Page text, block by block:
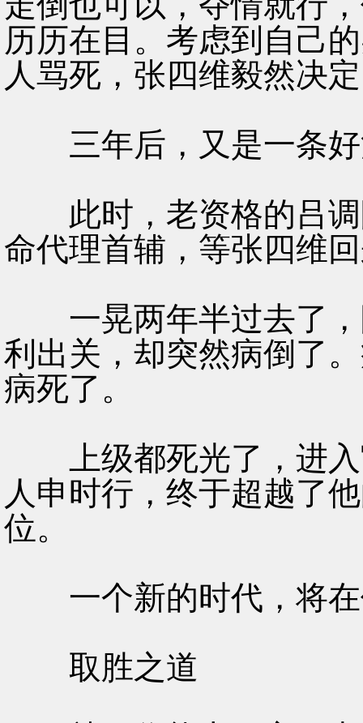
历历在目。考虑到自己
人骂死，张四维毅然决
三年后，又是一条好
此时，老资格的吕调
命代理首辅，等张四维
一晃两年半过去了，
利出关，却突然病倒了
病死了。
上级都死光了，进入
人申时行，终于超越了
位。
一个新的时代，将在
取胜之道